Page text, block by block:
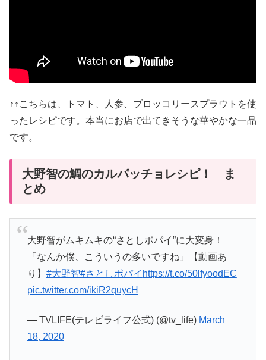
↑↑こちらは、トマト、人参、ブロッコリースプラウトを使
ったレシピです。本当にお店で出てきそうな華やかな一品
です。
大野智の鯛のカルパッチョレシピ！ ま
とめ
大野智がムキムキの“さとしポパイ”に大変身！
「なんか僕、こういうの多いですね」【動画あ
り】 #大野智#さとしポパイ https://t.co/50lfyoodEC
pic.twitter.com/ikiR2quycH
— TVLIFE(テレビライフ公式) (@tv_life) March
18, 2020